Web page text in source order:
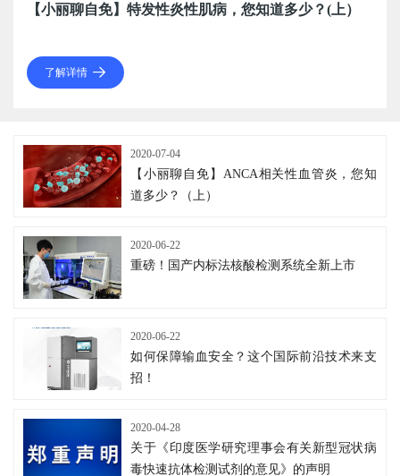
听说，这里被伙伴们强势围观了
了解详情
【小丽聊自免】特发性炎性肌病，您知道多少？(上）
了解详情
【小丽聊自免】ANCA相关性血管炎，您知道多少？
了解详情
重磅！国产内标法核酸检测系统全新上市
了解详情
如何保障输血安全？这个国际前沿技术来支招！
了解详情
关于《印度医学研究理事会有关新型冠状病毒快速抗体
了解详情
丽珠试剂新冠病毒IgM/IgG抗体检测试剂盒（胶体金
了解详情
关于丽珠试剂新冠病毒IgM/IgG抗体检测试剂盒用途的
了解详情
省委书记李希到珠海调研检查疫情防控和企业复工复产
了解详情
听说，这里被伙伴们强势围观了
了解详情
【小丽聊自免】特发性炎性肌病，您知道多少？(上）
了解详情
2020-07-04
【小丽聊自免】ANCA相关性血管炎，您知
道多少？（上）
2020-06-22
重磅！国产内标法核酸检测系统全新上市
2020-06-22
如何保障输血安全？这个国际前沿技术来支
招！
2020-04-28
关于《印度医学研究理事会有关新型冠状病
毒快速抗体检测试剂的意见》的声明